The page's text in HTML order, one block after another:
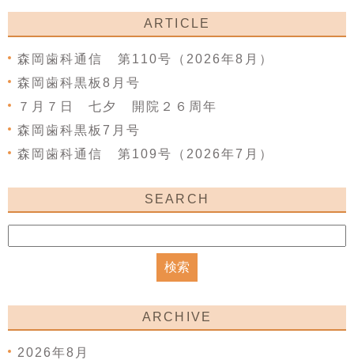
ARTICLE
森岡歯科通信 第110号（2026年8月）
森岡歯科黒板8月号
７月７日 七夕 開院２６周年
森岡歯科黒板7月号
森岡歯科通信 第109号（2026年7月）
SEARCH
ARCHIVE
2026年8月